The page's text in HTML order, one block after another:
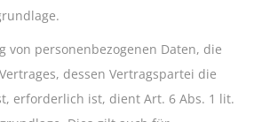
von personenbezogenen Daten, die
dessen Vertragspartei die
erforderlich ist, dient Art. 6 Abs. 1 lit.